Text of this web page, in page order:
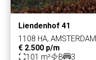
Liendenhof 41
1108 HA, AMSTERDAM
€ 2.500 p/m
101 m²
B 3